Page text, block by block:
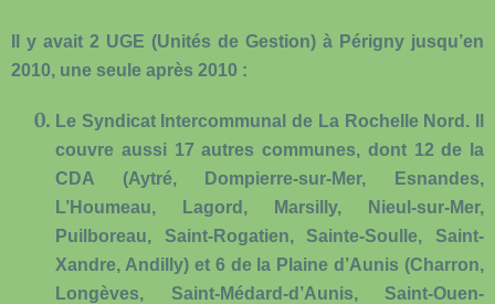
Il y avait 2 UGE (Unités de Gestion) à Périgny jusqu’en
2010, une seule après 2010 :
Le Syndicat Intercommunal de La Rochelle Nord . Il
couvre aussi 17 autres communes, dont 12 de la
CDA (Aytré, Dompierre-sur-Mer, Esnandes,
L’Houmeau, Lagord, Marsilly, Nieul-sur-Mer,
Puilboreau, Saint-Rogatien, Sainte-Soulle, Saint-
Xandre, Andilly) et 6 de la Plaine d’Aunis (Charron,
Longèves, Saint-Médard-d’Aunis, Saint-Ouen-